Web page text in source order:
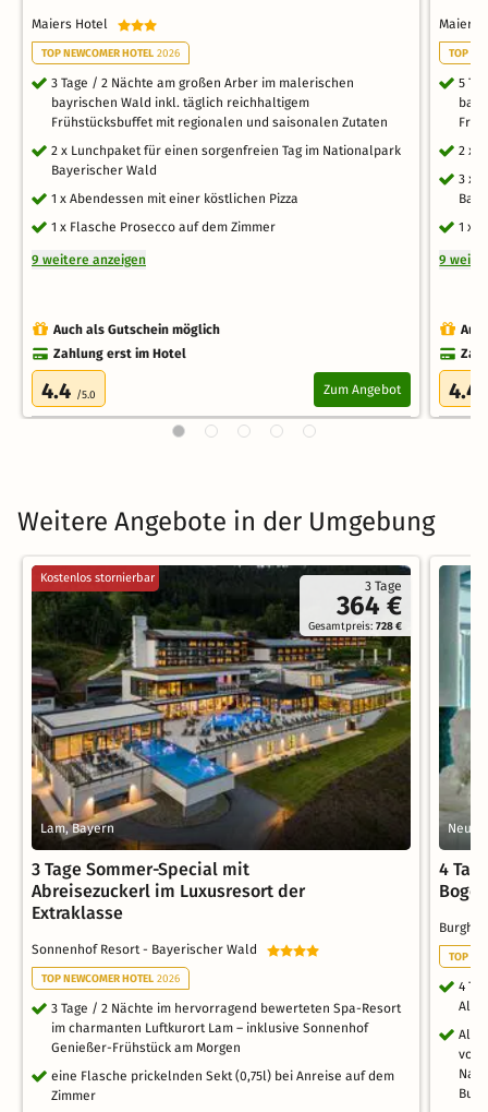
Maiers Hotel
TOP NEWCOMER HOTEL 2026
3 Tage / 2 Nächte am großen Arber im malerischen
bayrischen Wald inkl. täglich reichhaltigem
Frühstücksbuffet mit regionalen und saisonalen Zutaten
2 x Lunchpaket für einen sorgenfreien Tag im Nationalpark
Bayerischer Wald
1 x Abendessen mit einer köstlichen Pizza
1 x Flasche Prosecco auf dem Zimmer
9 weitere anzeigen
Auch als Gutschein möglich
Zahlung erst im Hotel
4.4 /5.0 Zum Angebot
TOP
5
2 x
3 x
1 x
9
4.4
Weitere Angebote in der Umgebung
3 Tage
364 €
Gesamtpreis:728 €
Kostenlos stornierbar
Lam, Bayern
3 Tage Sommer-Special mit
Abreisezuckerl im Luxusresort der
Extraklasse
Sonnenhof Resort - Bayerischer Wald
TOP NEWCOMER HOTEL 2026
3 Tage / 2 Nächte im hervorragend bewerteten Spa-Resort
im charmanten Luftkurort Lam – inklusive Sonnenhof
Genießer-Frühstück am Morgen
eine Flasche prickelnden Sekt (0,75l) bei Anreise auf dem
Zimmer
4
TOP
4
All
All
vom